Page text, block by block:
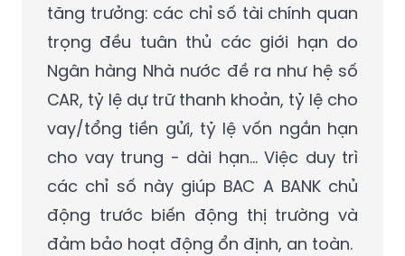
tăng trưởng: các chỉ số tài chính quan
trọng đều tuân thủ các giới hạn do
Ngân hàng Nhà nước đề ra như hệ số
CAR, tỷ lệ dự trữ thanh khoản, tỷ lệ cho
vay/tổng tiền gửi, tỷ lệ vốn ngắn hạn
cho vay trung - dài hạn... Việc duy trì
các chỉ số này giúp BAC A BANK chủ
động trước biến động thị trường và
đảm bảo hoạt động ổn định, an toàn.